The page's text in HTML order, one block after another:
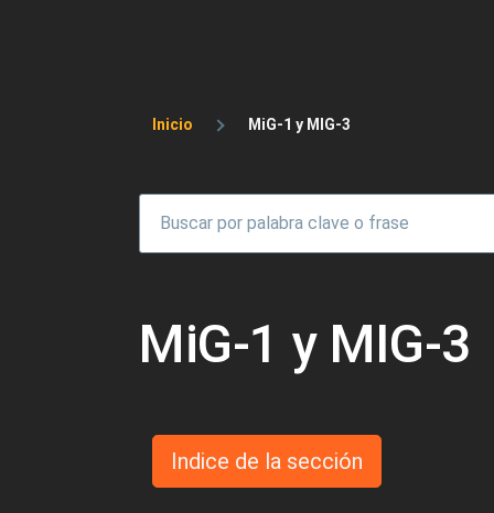
Sobrescribir enlaces
Inicio MiG-1 y MIG-3
MiG-1 y MIG-3
Indice de la sección